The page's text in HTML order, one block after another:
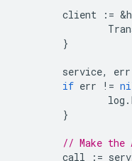
client := &
}
service, err
if err !=
log .
}
// Make the
call
:=